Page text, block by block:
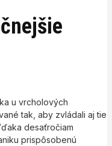
u vrcholových
tak, aby zvládali aj tie
desaťročiam
prispôsobenú